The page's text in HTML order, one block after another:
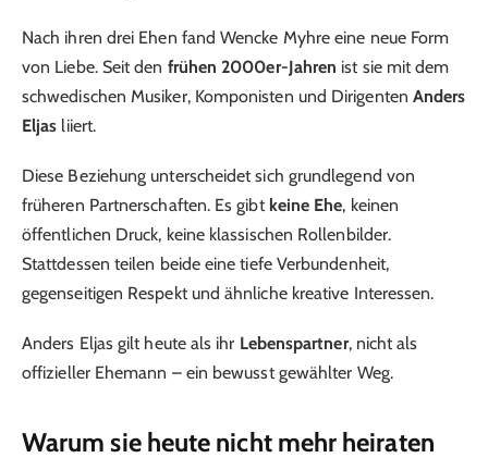
Nach ihren drei Ehen fand Wencke Myhre eine neue Form
von Liebe. Seit den frühen 2000er-Jahren ist sie mit dem
schwedischen Musiker, Komponisten und Dirigenten Anders
Eljas liiert.
Diese Beziehung unterscheidet sich grundlegend von
früheren Partnerschaften. Es gibt keine Ehe, keinen
öffentlichen Druck, keine klassischen Rollenbilder.
Stattdessen teilen beide eine tiefe Verbundenheit,
gegenseitigen Respekt und ähnliche kreative Interessen.
Anders Eljas gilt heute als ihr Lebenspartner, nicht als
offizieller Ehemann – ein bewusst gewählter Weg.
Warum sie heute nicht mehr heiraten